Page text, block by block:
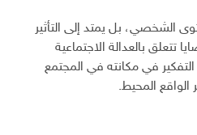
الشخصي، بل يمتد إلى التأثير
تتعلق بالعدالة الاجتماعية
في مكانته في المجتمع
المحيط.